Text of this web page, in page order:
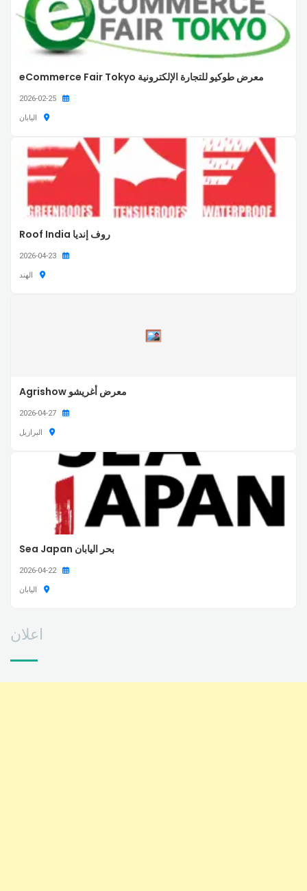
معرض طوكيو للتجارة الإلكترونية eCommerce Fair Tokyo
اليابان
روف إنديا Roof India
الهند
معرض أغريشو Agrishow
البرازيل
بحر اليابان Sea Japan
2026-04-22
اليابان
اعلان